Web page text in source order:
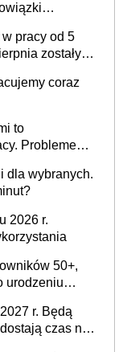
pracy od 5
zostały
coraz
to
Problemem
i
dla wybranych.
2026 r.
50+,
urodzeniu
rzecz
r. Będą
czas na